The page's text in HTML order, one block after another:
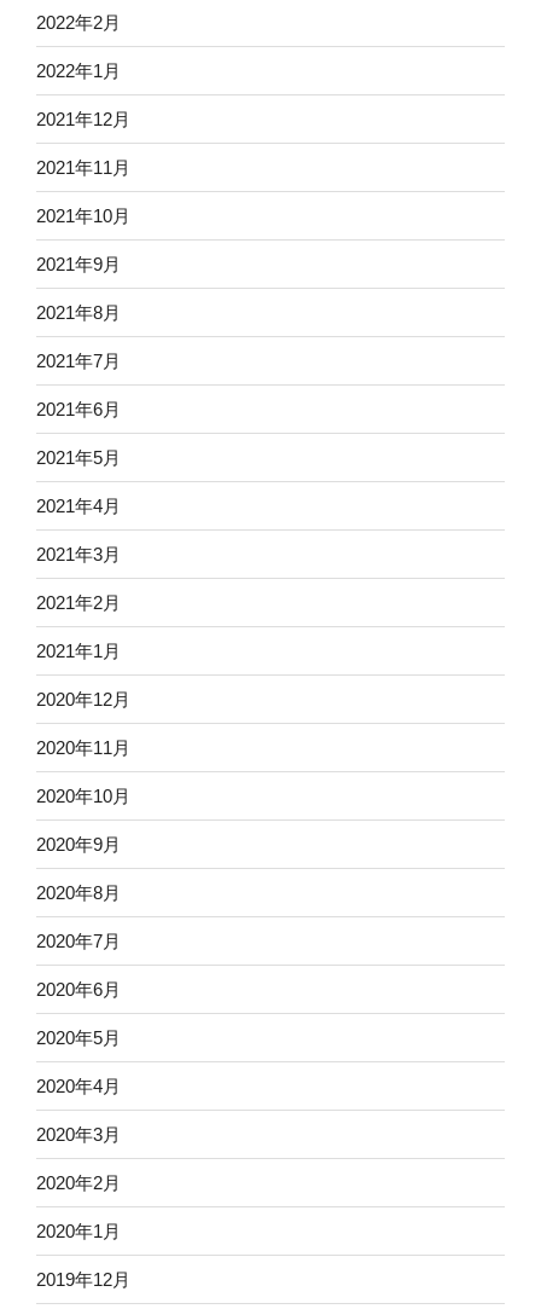
2022年2月
2022年1月
2021年12月
2021年11月
2021年10月
2021年9月
2021年8月
2021年7月
2021年6月
2021年5月
2021年4月
2021年3月
2021年2月
2021年1月
2020年12月
2020年11月
2020年10月
2020年9月
2020年8月
2020年7月
2020年6月
2020年5月
2020年4月
2020年3月
2020年2月
2020年1月
2019年12月